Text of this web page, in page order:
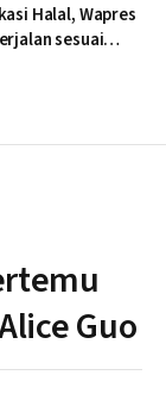
Wapres
sesuai
Guo